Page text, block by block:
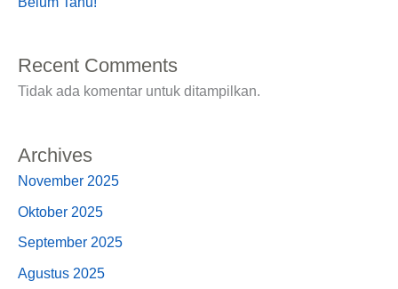
Recent Comments
Tidak ada komentar untuk ditampilkan.
Archives
November 2025
Oktober 2025
September 2025
Agustus 2025